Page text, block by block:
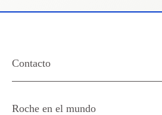
Contacto
Roche en el mundo